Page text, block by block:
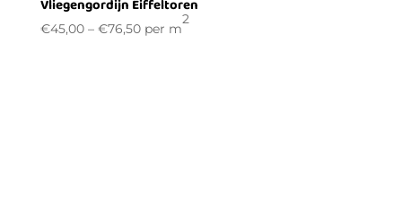
Vliegengordijn Eiffeltoren
€45,00– €76,50per m
2